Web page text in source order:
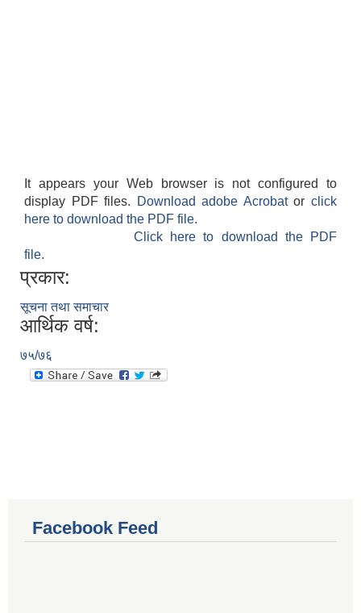
It appears your Web browser is not configured to
display PDF files.
Download adobe Acrobatorclick
here to download the PDF file.
Click here to download the PDF
file.
प्रकार:
सूचना तथा समाचार
आर्थिक वर्ष:
७५/७६
Facebook Feed